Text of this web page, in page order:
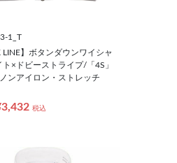
1_T
LINE】ボタンダウンワイシャ
×ドビーストライプ/「4S」
ンアイロン・ストレッチ
税込